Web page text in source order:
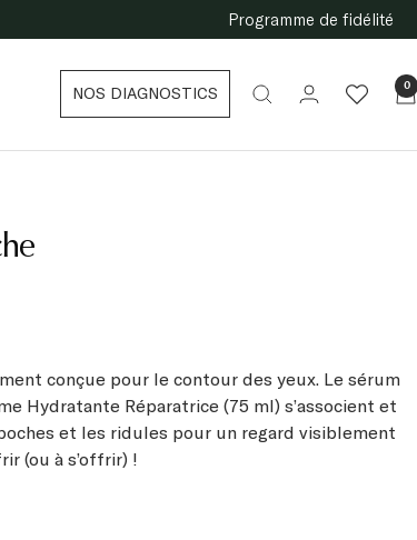
Programme de fidélité
NOS DIAGNOSTICS 0
conçue pour le contour des yeux. Le sérum
Hydratante Réparatrice (75 ml) s’associent et
et les ridules pour un regard visiblement
(ou à s’offrir) !